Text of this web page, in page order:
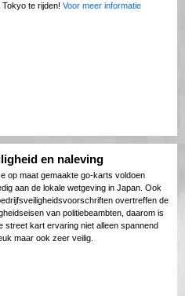
Tokyo te rijden! Voor meer informatie
en naleving
op maat gemaakte go-karts voldoen
aan de lokale wetgeving in Japan. Ook
overtreffen de
van politiebeambten, daarom is
street kart ervaring niet alleen spannend
maar ook zeer veilig.